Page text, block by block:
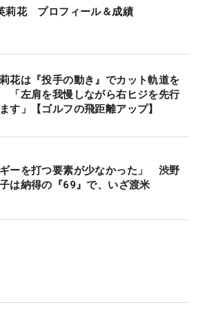
ちに呼応するように「パッティ
」と4つのバーディを奪ってノ
良いサンデーバックナインで、
けた。
見で、そのANAへのポイントと
。クラブとウェッジショットを
してドライバーショット。
莉花 プロフィール＆成績
花は『投手の動き』でカット軌道を
「左肩を我慢しながら右ヒジを先行
す」【ゴルフの飛距離アップ】
ギーを打つ要素が少なかった」 渋野
は納得の『69』で、いざ渡米